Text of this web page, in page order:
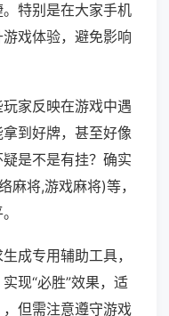
特别是在大家手机
戏体验，避免影响
家反映在游戏中遇
到好牌，甚至好像
是不是有挂？确实
麻将,游戏麻将)等，
成专用辅助工具，
现“必胜”效果，适
但需注意遵守游戏